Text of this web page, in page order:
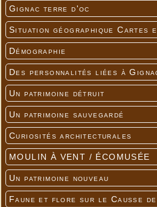
Gignac terre d'oc
Situation géographique Cartes
Démographie
Des personnalités liées à
Un patrimoine détruit
Un patrimoine sauvegardé
Curiosités architecturales
MOULIN À VENT / ÉCOMUSÉE
Un patrimoine nouveau
Faune et flore sur le Causse